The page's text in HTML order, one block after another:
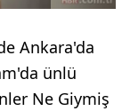
Ankara'da
ünlü
Ne Giymiş